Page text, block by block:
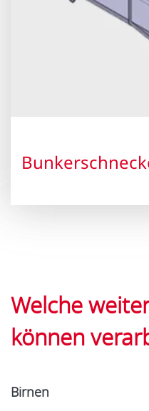
Welche
können
Birnen